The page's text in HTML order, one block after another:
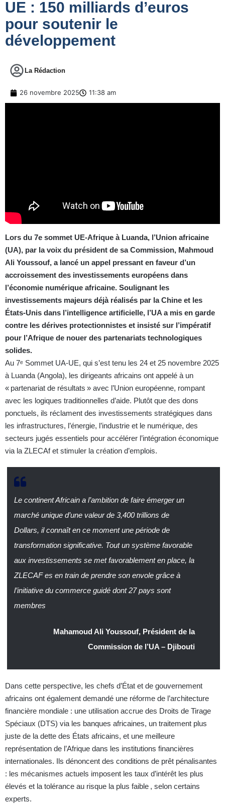
UE : 150 milliards d’euros
pour soutenir le
développement
La Rédaction
26 novembre 2025 11:38 am
Lors du 7e sommet UE-Afrique à Luanda, l’Union africaine
(UA), par la voix du président de sa Commission, Mahmoud
Ali Youssouf, a lancé un appel pressant en faveur d’un
accroissement des investissements européens dans
l’économie numérique africaine. Soulignant les
investissements majeurs déjà réalisés par la Chine et les
États-Unis dans l’intelligence artificielle, l’UA a mis en garde
contre les dérives protectionnistes et insisté sur l’impératif
pour l’Afrique de nouer des partenariats technologiques
solides.
Au 7ᵉ Sommet UA‑UE, qui s’est tenu les 24 et 25 novembre 2025
à Luanda (Angola), les dirigeants africains ont appelé à un
« partenariat de résultats » avec l’Union européenne, rompant
avec les logiques traditionnelles d’aide. Plutôt que des dons
ponctuels, ils réclament des investissements stratégiques dans
les infrastructures, l’énergie, l’industrie et le numérique, des
secteurs jugés essentiels pour accélérer l’intégration économique
via la ZLECAf et stimuler la création d’emplois.
Le continent Africain a l’ambition de faire émerger un
marché unique d’une valeur de 3,400 trillions de
Dollars, il connaît en ce moment une période de
transformation significative. Tout un système favorable
aux investissements se met favorablement en place, la
ZLECAF es en train de prendre son envole grâce à
l’initiative du commerce guidé dont 27 pays sont
membres
Mahamoud Ali Youssouf, Président de la
Commission de l’UA – Djibouti
Dans cette perspective, les chefs d’État et de gouvernement
africains ont également demandé une réforme de l’architecture
financière mondiale : une utilisation accrue des Droits de Tirage
Spéciaux (DTS) via les banques africaines, un traitement plus
juste de la dette des États africains, et une meilleure
représentation de l’Afrique dans les institutions financières
internationales. Ils dénoncent des conditions de prêt pénalisantes
: les mécanismes actuels imposent les taux d’intérêt les plus
élevés et la tolérance au risque la plus faible , selon certains
experts.